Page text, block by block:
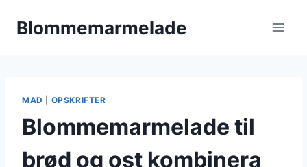
Blommemarmelade
MAD OPSKRIFTER
Blommemarmelade til
brød og ost kombinera